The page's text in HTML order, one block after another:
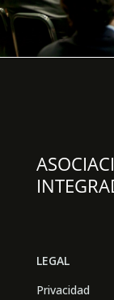
LEGAL
Privacidad